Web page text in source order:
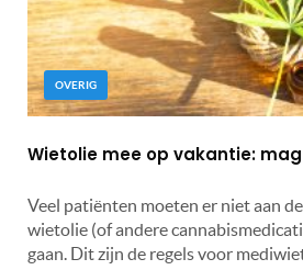
OVERIG
Wietolie mee op vakantie:
Veel patiënten moeten er niet aan
wietolie (of andere
gaan. Dit zijn de regels voor